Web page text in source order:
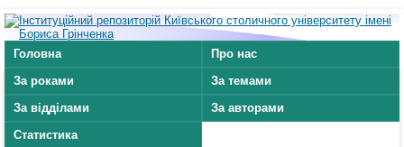
Головна
Про нас
За роками
За темами
За відділами
За авторами
Статистика